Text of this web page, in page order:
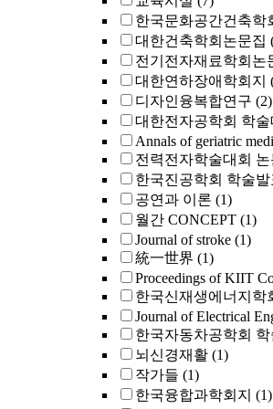
한국문화공간건축학
대한건축학회논문집
전기전자재료학회논
대한연하장애학회지
디자인융복합연구 (2)
대한전자공학회 학술
Annals of geriatric
전력전자학술대회 논
한국진공학회 학술
공연과 이론 (1)
월간 CONCEPT (1)
Journal of stroke (1)
統一世界 (1)
Proceedings of KIIT
한국신재생에너지학
Journal of Electrical
한국자동차공학회
뇌신경재활 (1)
작가들 (1)
한국융합과학회지 (1)